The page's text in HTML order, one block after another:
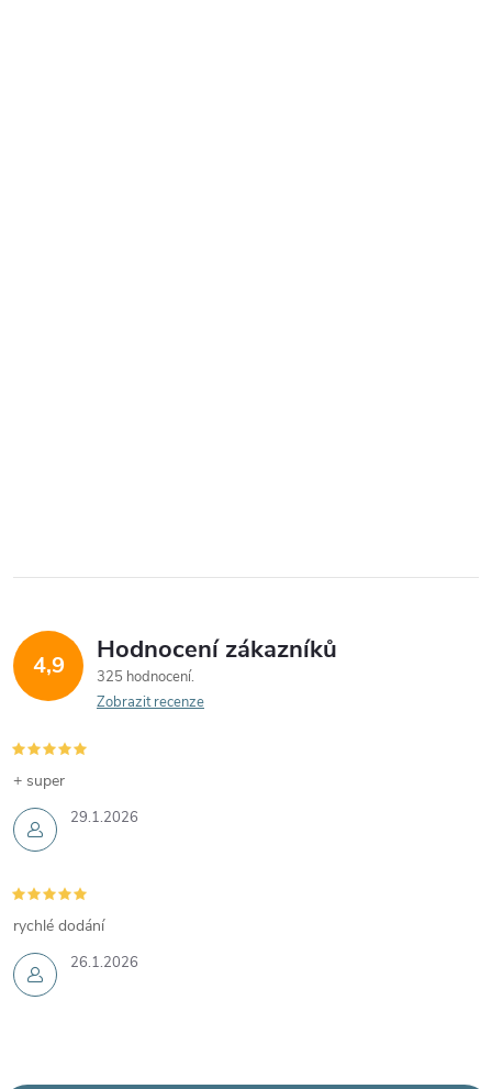
4,9 Hodnocení zákazníků
325 hodnocení
Zobrazit recenze
29.1.2026
+ super
26.1.2026
rychlé dodání